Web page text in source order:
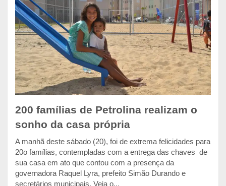
200 famílias de Petrolina realizam o
sonho da casa própria
A manhã deste sábado (20), foi de extrema felicidades para
20o famílias, contempladas com a entrega das chaves de
sua casa em ato que contou com a presença da
governadora Raquel Lyra, prefeito Simão Durando e
secretários municipais. Veja o...